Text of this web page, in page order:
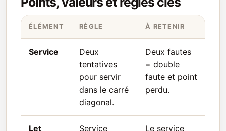
ÉLÉMENT RÈGLE À RETENIR
Service
Deux
tentatives
pour servir
dans le carré
diagonal.
Deux fautes
= double
faute et point
perdu.
Let Service Le service